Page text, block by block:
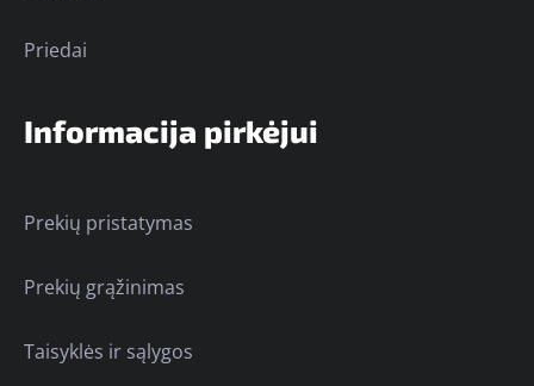
Priedai
Informacija pirkėjui
Prekių pristatymas
Prekių grąžinimas
Taisyklės ir sąlygos